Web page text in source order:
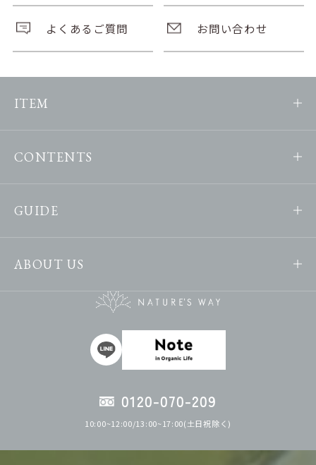
よくあるご質問 お問い合わせ
ITEM
CONTENTS
GUIDE
ABOUT US
0120-070-209
10:00~12:00/13:00~17:00(土日祝除く)